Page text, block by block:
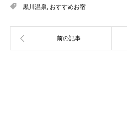
黒川温泉, おすすめお宿